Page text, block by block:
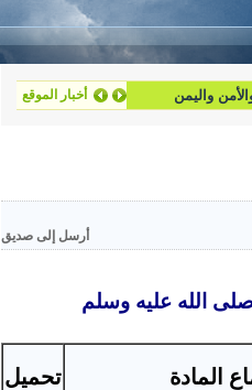
أخبار الموقع
واليمن
أرسل إلى صديق
الله عليه وسلم
المادة
تحميل